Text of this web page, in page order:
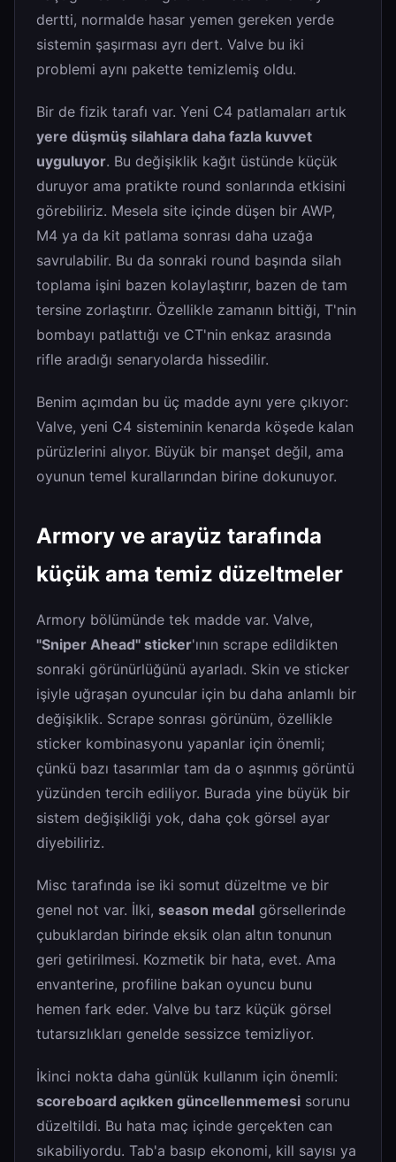
dertti, normalde hasar yemen gereken yerde
sistemin şaşırması ayrı dert. Valve bu iki
problemi aynı pakette temizlemiş oldu.
Bir de fizik tarafı var. Yeni C4 patlamaları artık
yere düşmüş silahlara daha fazla kuvvet
uyguluyor. Bu değişiklik kağıt üstünde küçük
duruyor ama pratikte round sonlarında etkisini
görebiliriz. Mesela site içinde düşen bir AWP,
M4 ya da kit patlama sonrası daha uzağa
savrulabilir. Bu da sonraki round başında silah
toplama işini bazen kolaylaştırır, bazen de tam
tersine zorlaştırır. Özellikle zamanın bittiği, T'nin
bombayı patlattığı ve CT'nin enkaz arasında
rifle aradığı senaryolarda hissedilir.
Benim açımdan bu üç madde aynı yere çıkıyor:
Valve, yeni C4 sisteminin kenarda köşede kalan
pürüzlerini alıyor. Büyük bir manşet değil, ama
oyunun temel kurallarından birine dokunuyor.
Armory ve arayüz tarafında
küçük ama temiz düzeltmeler
Armory bölümünde tek madde var. Valve,
"Sniper Ahead" sticker'ının scrape edildikten
sonraki görünürlüğünü ayarladı. Skin ve sticker
işiyle uğraşan oyuncular için bu daha anlamlı bir
değişiklik. Scrape sonrası görünüm, özellikle
sticker kombinasyonu yapanlar için önemli;
çünkü bazı tasarımlar tam da o aşınmış görüntü
yüzünden tercih ediliyor. Burada yine büyük bir
sistem değişikliği yok, daha çok görsel ayar
diyebiliriz.
Misc tarafında ise iki somut düzeltme ve bir
genel not var. İlki, season medal görsellerinde
çubuklardan birinde eksik olan altın tonunun
geri getirilmesi. Kozmetik bir hata, evet. Ama
envanterine, profiline bakan oyuncu bunu
hemen fark eder. Valve bu tarz küçük görsel
tutarsızlıkları genelde sessizce temizliyor.
İkinci nokta daha günlük kullanım için önemli:
scoreboard açıkken güncellenmemesi sorunu
düzeltildi. Bu hata maç içinde gerçekten can
sıkabiliyordu. Tab'a basıp ekonomi, kill sayısı ya